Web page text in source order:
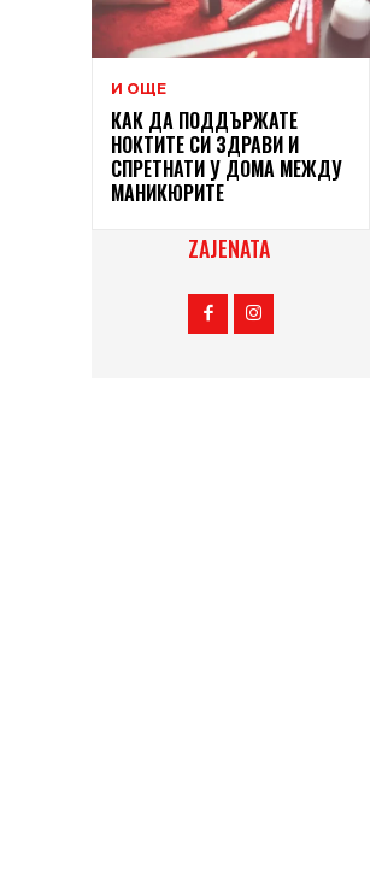
И ОЩЕ
КАК ДА ПОДДЪРЖАТЕ
НОКТИТЕ СИ ЗДРАВИ И
СПРЕТНАТИ У ДОМА МЕЖДУ
МАНИКЮРИТЕ
ZAJENATA